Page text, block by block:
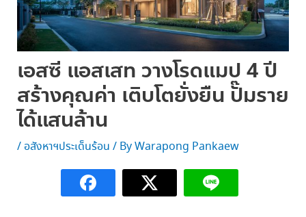
เอสซี แอสเสท วางโรดแมป 4 ปี
สร้างคุณค่า เติบโตยั่งยืน ปั๊มราย
ได้แสนล้าน
/ อสังหาฯประเด็นร้อน / ByWarapong Pankaew